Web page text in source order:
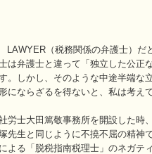
（税務関係の弁護士）だ
は弁護士と違って「独立した公
。しかし、そのような中途半端
にならざるを得ないと、私は考え
労士大田篤敬事務所を開設した
先生と同じように不撓不屈の精
よる「脱税指南税理士」のネガ